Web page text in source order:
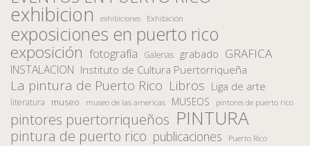
exhibicion exhibiciones Exhibición
exposiciones en puerto rico
exposición fotografía Galerias grabado GRAFICA
INSTALACION Instituto de Cultura Puertorriqueña
La pintura de Puerto Rico Libros Liga de arte
literatura museo museo de las americas MUSEOS pintores de puerto rico
pintores puertorriqueños PINTURA
pintura de puerto rico publicaciones Puerto Rico